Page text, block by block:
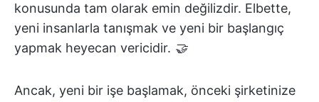
konusunda tam olarak emin değilizdir. Elbette,
yeni insanlarla tanışmak ve yeni bir başlangıç
yapmak heyecan vericidir. 🤝
Ancak, yeni bir işe başlamak, önceki şirketinize